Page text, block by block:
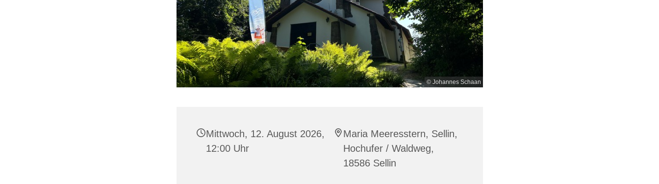
© Johannes Schaan
Mittwoch, 12. August 2026,
12:00 Uhr
Maria Meeresstern, Sellin,
Hochufer / Waldweg,
18586 Sellin